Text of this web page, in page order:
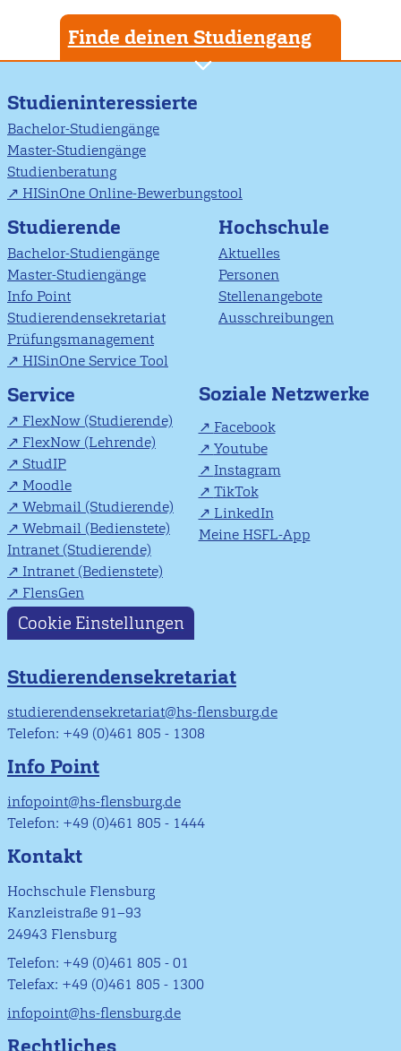
Finde deinen Studiengang
Studieninteressierte
Bachelor-Studiengänge
Master-Studiengänge
Studienberatung
HISinOne Online-Bewerbungstool
Studierende
Bachelor-Studiengänge
Master-Studiengänge
Info Point
Studierendensekretariat
Prüfungsmanagement
HISinOne Service Tool
Hochschule
Aktuelles
Personen
Stellenangebote
Ausschreibungen
Service
FlexNow (Studierende)
FlexNow (Lehrende)
StudIP
Moodle
Webmail (Studierende)
Webmail (Bedienstete)
Intranet (Studierende)
Intranet (Bedienstete)
FlensGen
Soziale Netzwerke
Facebook
Youtube
Instagram
TikTok
LinkedIn
Meine HSFL-App
Cookie Einstellungen
Studierendensekretariat
studierendensekretariat@hs-flensburg.de
Telefon: +49 (0)461 805 - 1308
Info Point
infopoint@hs-flensburg.de
Telefon: +49 (0)461 805 - 1444
Kontakt
Hochschule Flensburg
Kanzleistraße 91–93
24943 Flensburg
Telefon: +49 (0)461 805 - 01
Telefax: +49 (0)461 805 - 1300
infopoint@hs-flensburg.de